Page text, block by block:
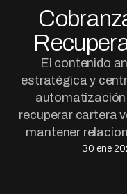
El contenido
estratégica y
automatización
recuperar cartera
mantener
30 ene